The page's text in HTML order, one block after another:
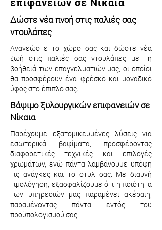
Δώστε νέα πνοή στις παλιές σας
ντουλάπες
Ανανεώστε το χώρο σας και δώστε νέα
ζωή στις παλιές σας ντουλάπες με τη
βοήθειά των επαγγελματιών μας, οι οποίοι
θα προσφέρουν ένα φρέσκο και μοναδικό
ύφος στο έπιπλο σας.
Βάψιμο ξυλουργικών επιφανειών σε
Νίκαια
Παρέχουμε εξατομικευμένες λύσεις για
εσωτερικά βαψίματα, προσφέροντας
διαφορετικές τεχνικές και επιλογές
χρωμάτων, ενώ πάντα λαμβάνουμε υπόψη
τις ανάγκες και το στυλ σας. Με διαυγή
τιμολόγηση, εξασφαλίζουμε ότι η ποιότητα
των υπηρεσιών μας παραμένει ακέραιη,
παραμένοντας πάντα εντός του
προϋπολογισμού σας.